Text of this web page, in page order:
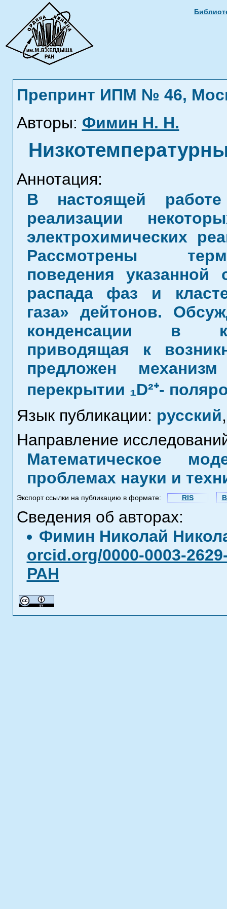
Препринт ИПМ № 46,
Авторы: Фимин Н. Н.
Аннотация:
В настоящей работе
реализации
электрохимических
Рассмотрены
поведения
распада фаз и
газа» дейтонов.
конденсации в
приводящая к
предложен
перекрытии ₁D²⁺-
Язык публикации: русский,
Направление
Математическое
проблемах науки и
Экспорт ссылки на публикацию в формате: RIS
Сведения об авторах:
Фимин Николай
orcid.org/0000-0003-
РАН